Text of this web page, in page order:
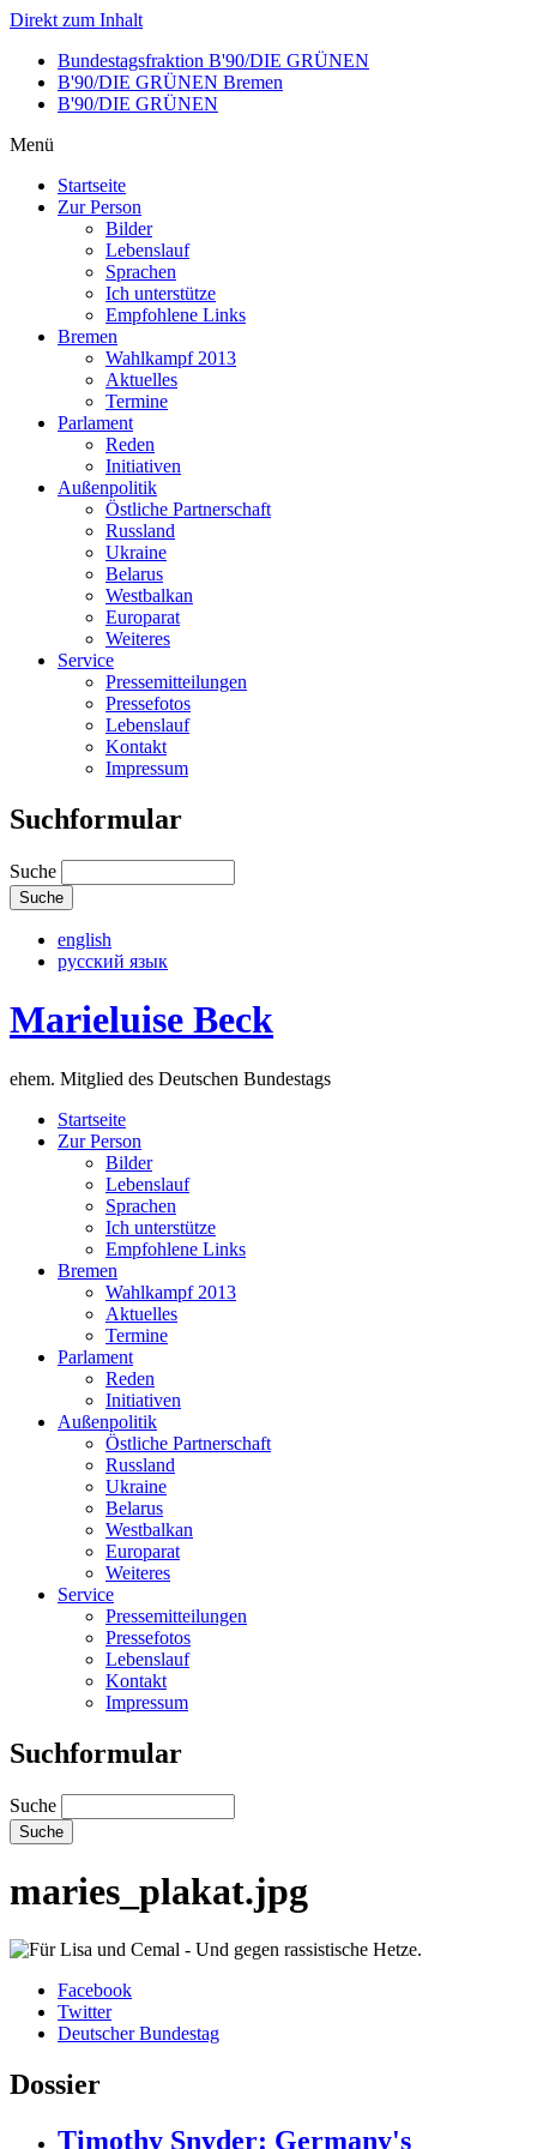
Direkt zum Inhalt
Bundestagsfraktion B'90/DIE GRÜNEN
B'90/DIE GRÜNEN Bremen
B'90/DIE GRÜNEN
Menü
Startseite
Zur Person
Bilder
Lebenslauf
Sprachen
Ich unterstütze
Empfohlene Links
Bremen
Wahlkampf 2013
Aktuelles
Termine
Parlament
Reden
Initiativen
Außenpolitik
Östliche Partnerschaft
Russland
Ukraine
Belarus
Westbalkan
Europarat
Weiteres
Service
Pressemitteilungen
Pressefotos
Lebenslauf
Kontakt
Impressum
Suchformular
Suche
english
русский язык
Marieluise Beck
ehem. Mitglied des Deutschen Bundestags
Startseite
Zur Person
Bilder
Lebenslauf
Sprachen
Ich unterstütze
Empfohlene Links
Bremen
Wahlkampf 2013
Aktuelles
Termine
Parlament
Reden
Initiativen
Außenpolitik
Östliche Partnerschaft
Russland
Ukraine
Belarus
Westbalkan
Europarat
Weiteres
Service
Pressemitteilungen
Pressefotos
Lebenslauf
Kontakt
Impressum
Suchformular
Suche
maries_plakat.jpg
Facebook
Twitter
Deutscher Bundestag
Dossier
Timothy Snyder: Germany's